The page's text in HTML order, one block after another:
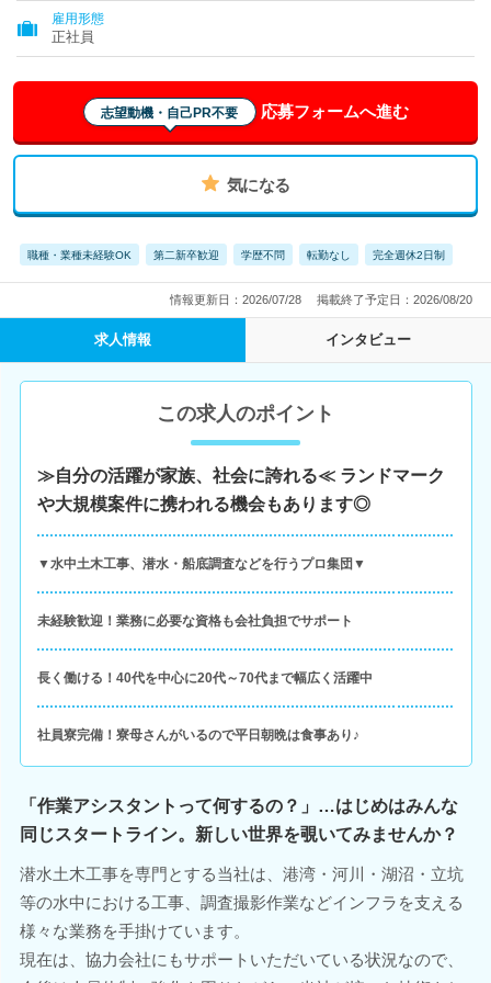
雇用形態
正社員
志望動機・自己PR不要 応募フォームへ進む
気になる
職種・業種未経験OK 第二新卒歓迎 学歴不問 転勤なし 完全週休2日制
情報更新日：2026/07/28 掲載終了予定日：2026/08/20
求人情報 インタビュー
この求人のポイント
≫自分の活躍が家族、社会に誇れる≪ ランドマーク
や大規模案件に携われる機会もあります◎
▼水中土木工事、潜水・船底調査などを行うプロ集団▼
未経験歓迎！業務に必要な資格も会社負担でサポート
長く働ける！40代を中心に20代～70代まで幅広く活躍中
社員寮完備！寮母さんがいるので平日朝晩は食事あり♪
「作業アシスタントって何するの？」…はじめはみんな
同じスタートライン。新しい世界を覗いてみませんか？
潜水土木工事を専門とする当社は、港湾・河川・湖沼・立坑
等の水中における工事、調査撮影作業などインフラを支える
様々な業務を手掛けています。
現在は、協力会社にもサポートいただいている状況なので、